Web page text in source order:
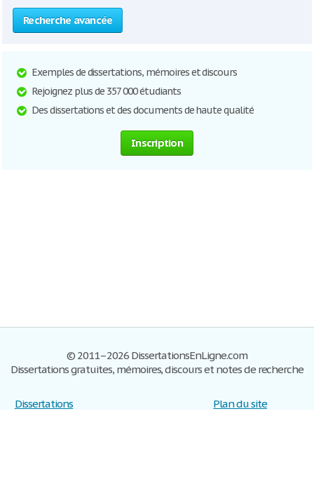
Recherche avancée
Exemples de dissertations, mémoires et discours
Rejoignez plus de 357 000 étudiants
Des dissertations et des documents de haute qualité
Inscription
© 2011–2026 DissertationsEnLigne.com
Dissertations gratuites, mémoires, discours et notes de recherche
Dissertations
Plan du site